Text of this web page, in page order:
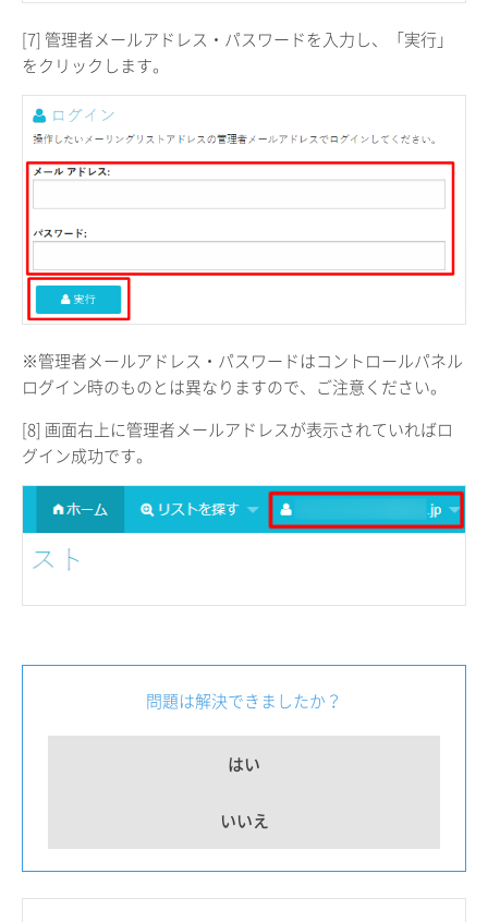
[7] 管理者メールアドレス・パスワードを入力し、「実行」
をクリックします。
※管理者メールアドレス・パスワードはコントロールパネル
ログイン時のものとは異なりますので、ご注意ください。
[8] 画面右上に管理者メールアドレスが表示されていればロ
グイン成功です。
問題は解決できましたか？
はい
いいえ